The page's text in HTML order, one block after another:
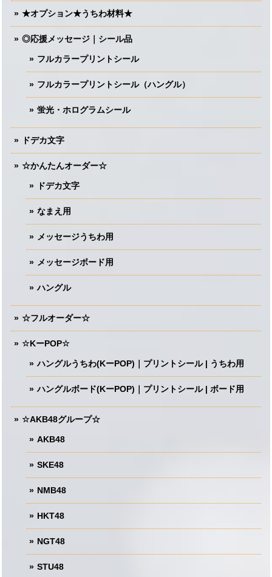
★オプション★うちわ材料★
◎応援メッセージ｜シール品
フルカラープリントシール
フルカラープリントシール（ハングル）
蛍光・ホログラムシール
ドデカ文字
☆かんたんオーダー☆
ドデカ文字
なまえ用
メッセージうちわ用
メッセージボード用
ハングル
☆フルオーダー☆
☆KーPOP☆
ハングルうちわ(KーPOP)｜プリントシール | うちわ用
ハングルボード(KーPOP)｜プリントシール | ボード用
☆AKB48グループ☆
AKB48
SKE48
NMB48
HKT48
NGT48
STU48